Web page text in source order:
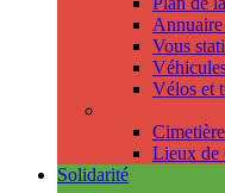
Annuaire
Vous
Vélos et
Lieux de
Solidarité